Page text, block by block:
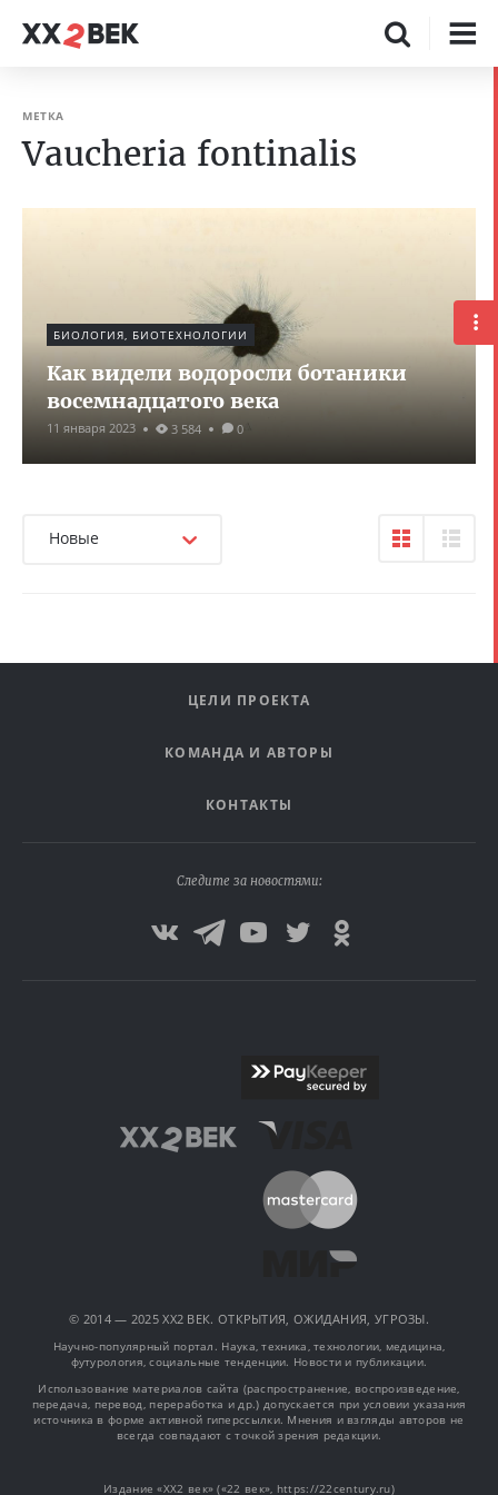
МЕТКА
Vaucheria fontinalis
БИОЛОГИЯ, БИОТЕХНОЛОГИИ
Как видели водоросли ботаники
восемнадцатого века
11 января 2023 3 584 0
Новые
ЦЕЛИ ПРОЕКТА
КОМАНДА И АВТОРЫ
КОНТАКТЫ
Следите за новостями:
© 2014 — 2025 XX2 ВЕК. ОТКРЫТИЯ, ОЖИДАНИЯ, УГРОЗЫ.
Научно-популярный портал. Наука, техника, технологии, медицина,
футурология, социальные тенденции. Новости и публикации.
Использование материалов сайта (распространение, воспроизведение,
передача, перевод, переработка и др.) допускается при условии указания
источника в форме активной гиперссылки. Мнения и взгляды авторов не
всегда совпадают с точкой зрения редакции.
Издание «XX2 век» («22 век», https://22century.ru)